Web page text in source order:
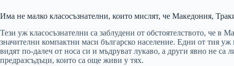
Има не малко класосъзнателни, които мислят, че Македония,
Тези уж класосъзнателни са заблудени от обстоятелството, че
значителни компактни маси българско население. Едни от тия
видят по-далеч от носа си и мъдруват лукаво, а други явно не
предразсъдъци, които са още живи у тях.